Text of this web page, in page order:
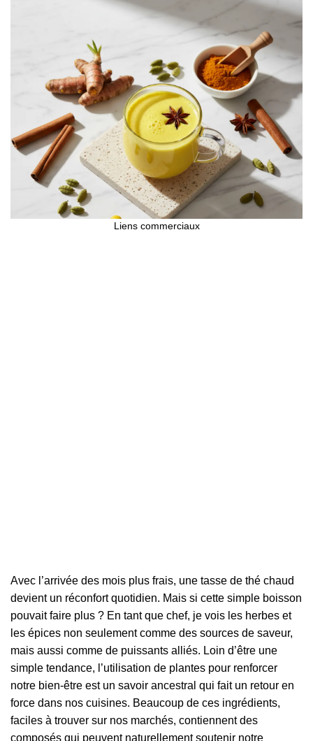
Liens commerciaux
Avec l’arrivée des mois plus frais, une tasse de thé chaud
devient un réconfort quotidien. Mais si cette simple boisson
pouvait faire plus ? En tant que chef, je vois les herbes et
les épices non seulement comme des sources de saveur,
mais aussi comme de puissants alliés. Loin d’être une
simple tendance, l’utilisation de plantes pour renforcer
notre bien-être est un savoir ancestral qui fait un retour en
force dans nos cuisines. Beaucoup de ces ingrédients,
faciles à trouver sur nos marchés, contiennent des
composés qui peuvent naturellement soutenir notre